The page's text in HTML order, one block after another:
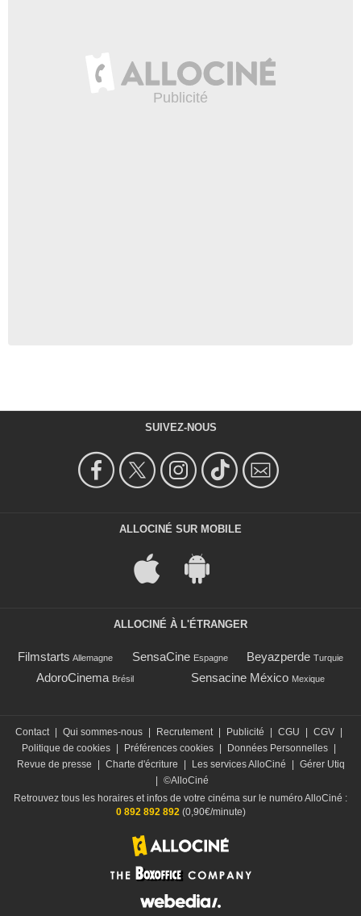
SUIVEZ-NOUS
ALLOCINÉ SUR MOBILE
ALLOCINÉ À L'ÉTRANGER
Filmstarts Allemagne SensaCine Espagne Beyazperde Turquie
AdoroCinema Brésil Sensacine México Mexique
Contact Qui sommes-nous Recrutement Publicité CGU CGV
Politique de cookies
Préférences cookies Données Personnelles
Revue de presse
Charte d'écriture Les services AlloCiné
Gérer Utiq
©AlloCiné
Retrouvez tous les horaires et infos de votre cinéma sur le numéro AlloCiné :
0 892 892 892(0,90€/minute)